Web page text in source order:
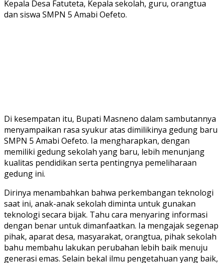
Kepala Desa Fatuteta, Kepala sekolah, guru, orangtua
dan siswa SMPN 5 Amabi Oefeto.
Di kesempatan itu, Bupati Masneno dalam sambutannya
menyampaikan rasa syukur atas dimilikinya gedung baru
SMPN 5 Amabi Oefeto. Ia mengharapkan, dengan
memiliki gedung sekolah yang baru, lebih menunjang
kualitas pendidikan serta pentingnya pemeliharaan
gedung ini.
Dirinya menambahkan bahwa perkembangan teknologi
saat ini, anak-anak sekolah diminta untuk gunakan
teknologi secara bijak. Tahu cara menyaring informasi
dengan benar untuk dimanfaatkan. Ia mengajak segenap
pihak, aparat desa, masyarakat, orangtua, pihak sekolah
bahu membahu lakukan perubahan lebih baik menuju
generasi emas. Selain bekal ilmu pengetahuan yang baik,